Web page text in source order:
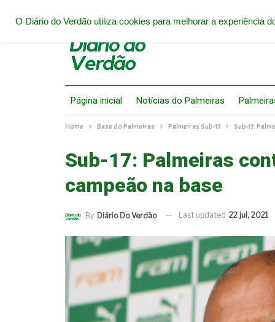
Página inicial Notícias do Palmeiras
Home Base do Palmeiras Palmeiras Sub-17 Sub-17:
Sub-17: Palmeiras
campeão na base
By Diário Do Verdão Last updated 22 jul, 2021
O Diário do Verdão utiliza cookies para melhorar a experiência